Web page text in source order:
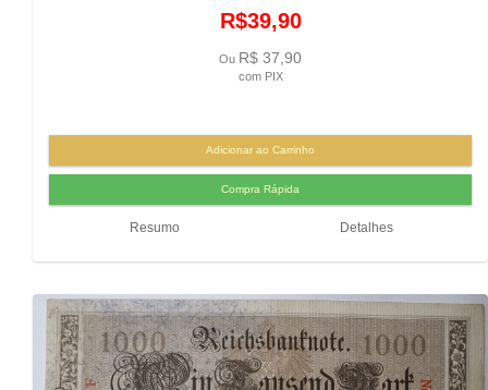
R$39,90
Ou R$ 37,90
com PIX
Resumo Detalhes